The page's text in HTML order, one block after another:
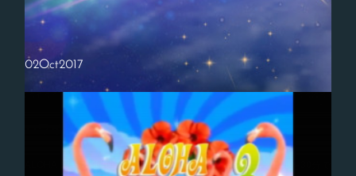
ALOHA！今年も早10月。タイムシェアのオーナーには、年末に支払う
管理費の案内が届き始めるころでしょうか。タイムシェアを持つと言う
ことは、毎年、場所や広さに応じた管理費を支払わなくてはなりませ…
ハワイまで30分で行けるようになる!？
ALOHA！「最高時速2万7,000kmの宇宙船で、東京とホノルルを30分で
02Oct2017